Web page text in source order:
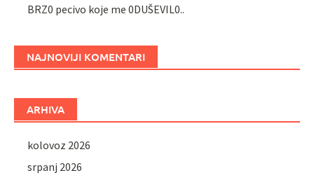
BRZ0 pecivo koje me 0DUŠEVIL0..
NAJNOVIJI KOMENTARI
ARHIVA
kolovoz 2026
srpanj 2026